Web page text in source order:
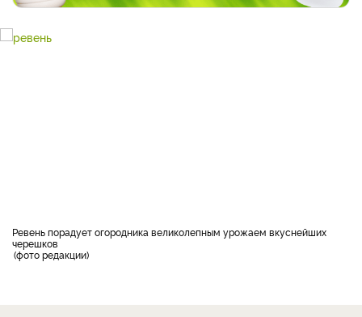
Ревень порадует огородника великолепным урожаем вкуснейших
черешков
фото редакции